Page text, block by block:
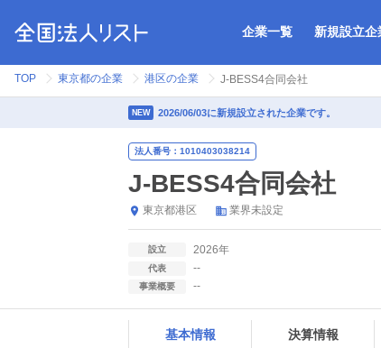
企業一覧 新規設立企
TOP 東京都の企業 港区の企業 J-BESS4合同会社
NEW 2026/06/03に新規設立された企業です。
法人番号：1010403038214
J-BESS4合同会社
東京都港区 業界未設定
設立 2026年
代表 --
事業概要 --
基本情報 決算情報